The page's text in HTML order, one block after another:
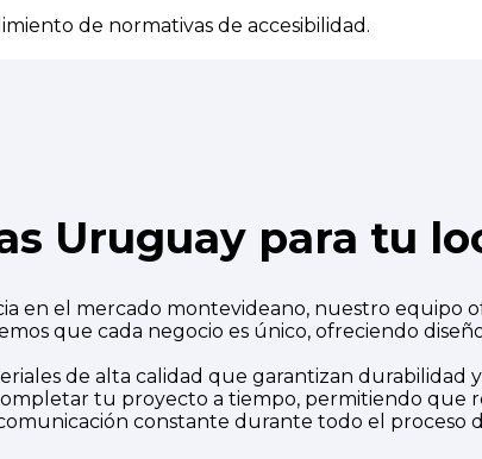
de normativas de accesibilidad.
Uruguay para tu
en el mercado montevideano, nuestro
que cada negocio es único, ofreciendo
de alta calidad que garantizan durabilidad
tu proyecto a tiempo, permitiendo que
constante durante todo el proceso